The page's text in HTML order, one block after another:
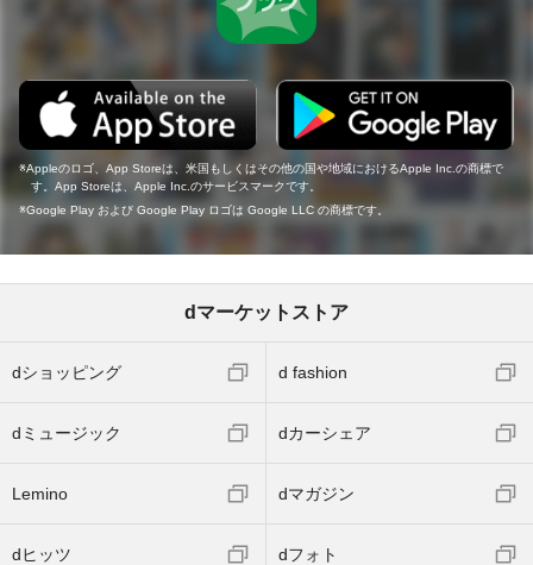
Appleのロゴ、App Storeは、米国もしくはその他の国や地域におけるApple Inc.の商標で
す。App Storeは、Apple Inc.のサービスマークです。
Google Play および Google Play ロゴは Google LLC の商標です。
dマーケットストア
dショッピング d fashion
dミュージック dカーシェア
Lemino dマガジン
dヒッツ dフォト